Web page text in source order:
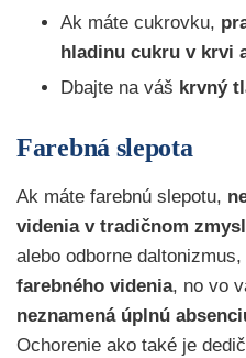
Ak máte cukrovku,
hladinu cukru v krvi
Dbajte na váš krvný
Farebná slepota
Ak máte farebnú slepotu,
videnia v tradičnom
alebo odborne daltonizmus,
farebného videnia, no vo
neznamená úplnú
Ochorenie ako také je